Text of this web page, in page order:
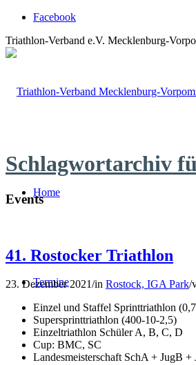
Facebook
Triathlon-Verband e.V. Mecklenburg-
Home
Termine
Schlagwortarchiv
Events
41. Rostocker Triathlon
23. Dezember 2021/in Rostock, IGA Park/
Einzel und Staffel Sprinttriathlon
Supersprinttriathlon (400-10-2,5)
Einzeltriathlon Schüler A, B, C, D
Cup: BMC, SC
Landesmeisterschaft SchA + JugB +